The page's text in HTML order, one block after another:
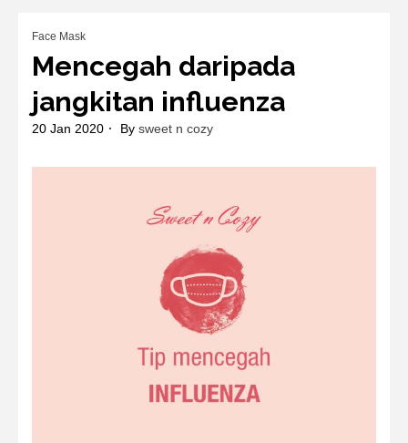
Face Mask
Mencegah daripada
jangkitan influenza
20 Jan 2020 By sweet n cozy